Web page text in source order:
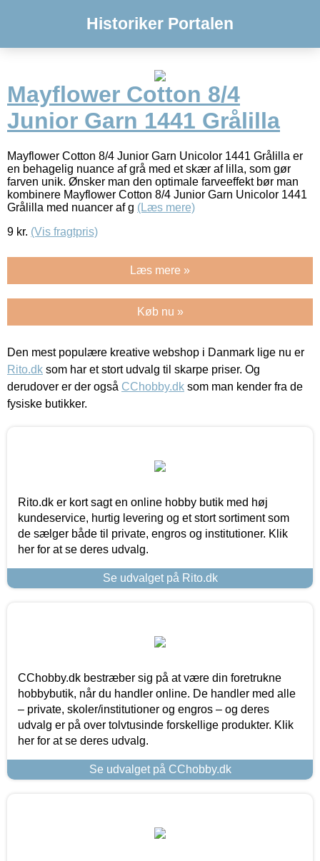
Historiker Portalen
Mayflower Cotton 8/4
Junior Garn 1441 Grålilla
Mayflower Cotton 8/4 Junior Garn Unicolor 1441 Grålilla er
en behagelig nuance af grå med et skær af lilla, som gør
farven unik. Ønsker man den optimale farveeffekt bør man
kombinere Mayflower Cotton 8/4 Junior Garn Unicolor 1441
Grålilla med nuancer af g (Læs mere)
9 kr. (Vis fragtpris)
Læs mere »
Køb nu »
Den mest populære kreative webshop i Danmark lige nu er
Rito.dk som har et stort udvalg til skarpe priser. Og
derudover er der også CChobby.dk som man kender fra de
fysiske butikker.
Rito.dk er kort sagt en online hobby butik med høj
kundeservice, hurtig levering og et stort sortiment som
de sælger både til private, engros og institutioner. Klik
her for at se deres udvalg.
Se udvalget på Rito.dk
CChobby.dk bestræber sig på at være din foretrukne
hobbybutik, når du handler online. De handler med alle
– private, skoler/institutioner og engros – og deres
udvalg er på over tolvtusinde forskellige produkter. Klik
her for at se deres udvalg.
Se udvalget på CChobby.dk